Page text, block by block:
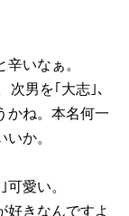
いなぁ。
次男を｢大志｣、
かね。本名何一
か。
愛い。
好きなんですよ